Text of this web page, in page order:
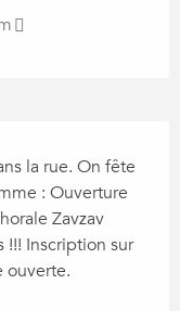
la rue. On fête
: Ouverture
Zavzav
!!! Inscription sur
ouverte.